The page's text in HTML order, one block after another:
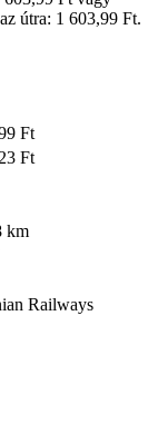
útra: 1 603,99 Ft.
Ft
Ft
km
Railways
contributors